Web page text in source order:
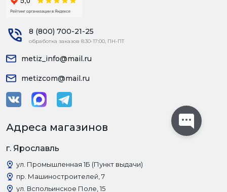
8 (800) 700-21-25
обработка заказов 8:30-17:00, ПН-ПТ
metiz_info@mail.ru
metizcom@mail.ru
Адреса магазинов
г. Ярославль
ул. Промышленная 1Б (Пункт выдачи)
пр. Машиностроителей, 7
ул. Вспольинское Поле, 15